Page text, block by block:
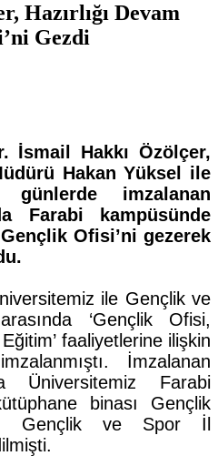
Hazırlığı Devam
Gezdi
İsmail Hakkı Özölçer,
Hakan Yüksel ile
imzalanan
Farabi kampüsünde
Ofisi’ni gezerek
ile Gençlik ve
‘Gençlik Ofisi,
faaliyetlerine ilişkin
İmzalanan
Üniversitemiz Farabi
binası Gençlik
Gençlik ve Spor İl